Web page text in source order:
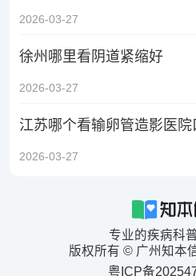
2026-03-27
徐州哪里看阴道紧缩好
2026-03-27
江苏哪个看输卵管造影医院
2026-03-27
专业的疾病科
版权所有 © 广州知本
粤ICP备